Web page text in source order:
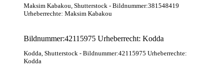
Maksim Kabakou, Shutterstock - Bildnummer:381548419
Urheberrechte: Maksim Kabakou
Bildnummer:42115975 Urheberrecht: Kodda
Kodda, Shutterstock - Bildnummer:42115975 Urheberrechte:
Kodda